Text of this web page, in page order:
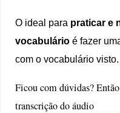
O ideal para praticar e
vocabulário é fazer
com o vocabulário visto.
Ficou com dúvidas?
transcrição do áudio